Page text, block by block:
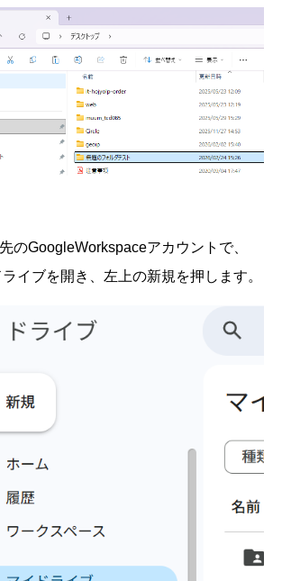
のGoogleWorkspaceアカウントで、
イブを開き、左上の新規を押します。